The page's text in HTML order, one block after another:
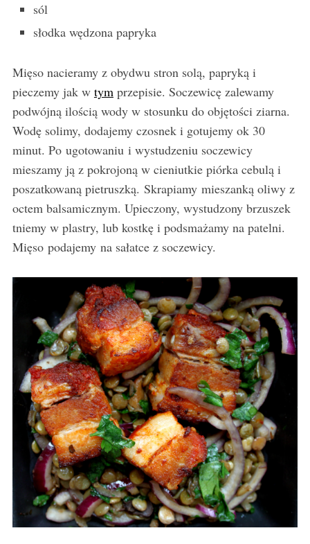
sól
słodka wędzona papryka
Mięso nacieramy z obydwu stron solą, papryką i
pieczemy jak w tymprzepisie. Soczewicę zalewamy
podwójną ilością wody w stosunku do objętości ziarna.
Wodę solimy, dodajemy czosnek i gotujemy ok 30
minut. Po ugotowaniu i wystudzeniu soczewicy
mieszamy ją z pokrojoną w cieniutkie piórka cebulą i
poszatkowaną pietruszką. Skrapiamy mieszanką oliwy z
octem balsamicznym. Upieczony, wystudzony brzuszek
tniemy w plastry, lub kostkę i podsmażamy na patelni.
Mięso podajemy na sałatce z soczewicy.